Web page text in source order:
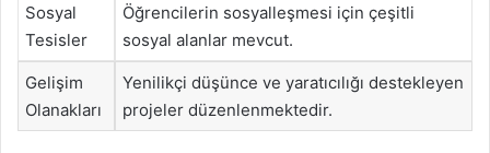
Sosyal
Tesisler
Öğrencilerin sosyalleşmesi için çeşitli
sosyal alanlar mevcut.
Gelişim
Olanakları
Yenilikçi düşünce ve yaratıcılığı destekleyen
projeler düzenlenmektedir.